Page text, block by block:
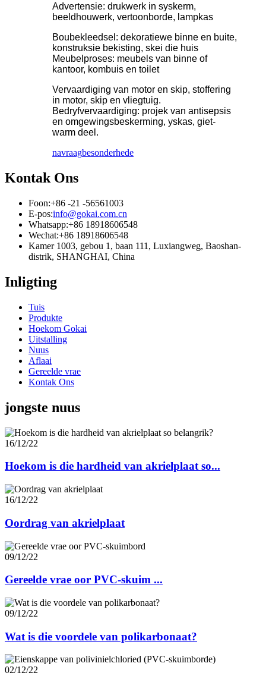
Advertensie: drukwerk in syskerm,
beeldhouwerk, vertoonborde, lampkas
Boubekleedsel: dekoratiewe binne en buite,
konstruksie bekisting, skei die huis
Meubelproses: meubels van binne of
kantoor, kombuis en toilet
Vervaardiging van motor en skip, stoffering
in motor, skip en vliegtuig.
Bedryfvervaardiging: projek van antisepsis
en omgewingsbeskerming, yskas, giet-
warm deel.
navraagbesonderhede
Kontak Ons
Foon:+86 -21 -56561003
E-pos:info@gokai.com.cn
Whatsapp:+86 18918606548
Wechat:+86 18918606548
Kamer 1003, gebou 1, baan 111, Luxiangweg, Baoshan-
distrik, SHANGHAI, China
Inligting
Tuis
Produkte
Hoekom Gokai
Uitstalling
Nuus
Aflaai
Gereelde vrae
Kontak Ons
jongste nuus
16/12/22
Hoekom is die hardheid van akrielplaat so...
16/12/22
Oordrag van akrielplaat
09/12/22
Gereelde vrae oor PVC-skuim ...
09/12/22
Wat is die voordele van polikarbonaat?
02/12/22